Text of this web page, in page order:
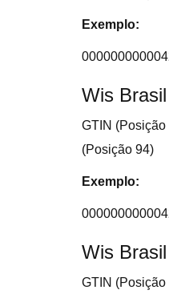
Exemplo:
Wis
GTIN
(Posição 94)
Exemplo:
Wis
GTIN